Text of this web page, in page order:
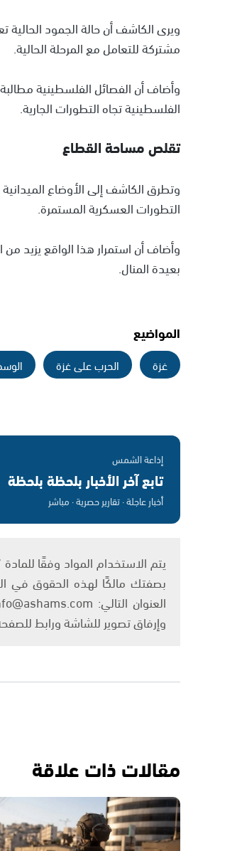
ويرى الكاشف أن حالة الجمود
مشتركة للتعامل مع المرحلة الحالية.
وأضاف أن الفصائل الفلسطينية
الفلسطينية تجاه التطورات الجارية.
تقلص مساحة القطاع
وتطرق الكاشف إلى الأوضاع
التطورات العسكرية المستمرة.
وأضاف أن استمرار هذا الواقع يزيد
بعيدة المنال.
المواضيع
غزة الحرب على غزة
إذاعة الشمس
تابع آخر الأخبار بلحظة بلحظة
أخبار عاجلة · تقارير حصرية · مباشر
بصفتك مالكًا لهذه الحقوق في
وإرفاق تصوير للشاشة ورابط
مقالات ذات علاقة